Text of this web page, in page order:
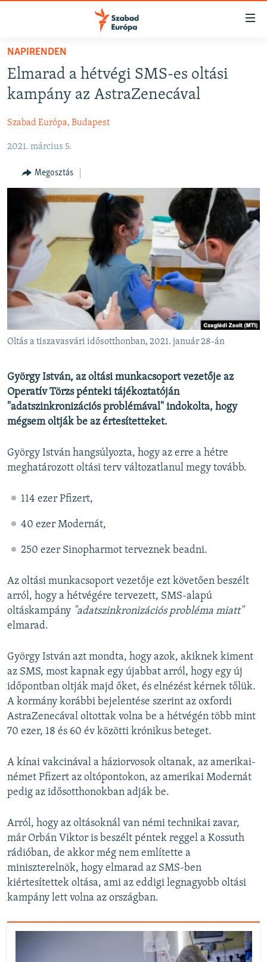
Akadálymentes
Ugrás
fő
oldalra
Ugrás
NAPIRENDEN
AKTUÁLIS
PODCASTOK
VIDEÓK
ELEMZŐ
NER15
SZABADON
TÁRSADALOM
DEMOKRÁCIA
A PÉNZ NYOMÁBAN
EURÓPAI UNIÓ
VILÁG
A MÚLT TANULSÁGAI
KÖVESSEN MINKET!
Valamennyi RFE/RL weboldal
NAPIRENDEN
Elmarad a hétvégi SMS-es oltási
kampány az AstraZenecával
Szabad Európa, Budapest
2021. március 5.
Megosztás
Oltás a tiszavasvári idősotthonban, 2021. január 28-án
György István, az oltási munkacsoport vezetője az
Operatív Törzs pénteki tájékoztatóján
"adatszinkronizációs problémával" indokolta, hogy
mégsem oltják be az értesítetteket.
György István hangsúlyozta, hogy az erre a hétre
meghatározott oltási terv változatlanul megy tovább.
114 ezer Pfizert,
40 ezer Modernát,
250 ezer Sinopharmot terveznek beadni.
Az oltási munkacsoport vezetője ezt követően beszélt
arról, hogy a hétvégére tervezett, SMS-alapú
oltáskampány "adatszinkronizációs probléma miatt"
elmarad.
György István azt mondta, hogy azok, akiknek kiment
az SMS, most kapnak egy újabbat arról, hogy egy új
időpontban oltják majd őket, és elnézést kérnek tőlük.
A kormány korábbi bejelentése szerint az oxfordi
AstraZenecával oltottak volna be a hétvégén több mint
70 ezer, 18 és 60 év közötti krónikus beteget.
A kínai vakcinával a háziorvosok oltanak, az amerikai-
német Pfizert az oltópontokon, az amerikai Modernát
pedig az idősotthonokban adják be.
Arról, hogy az oltásoknál van némi technikai zavar,
már Orbán Viktor is beszélt péntek reggel a Kossuth
rádióban, de akkor még nem említette a
miniszterelnök, hogy elmarad az SMS-ben
kiértesítettek oltása, ami az eddigi legnagyobb oltási
kampány lett volna az országban.